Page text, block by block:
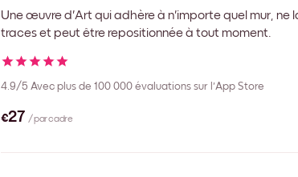
Une œuvre d'Art qui adhère à n'importe quel mur, ne
traces et peut être repositionnée à tout moment.
4.9/5 Avec plus de 100 000 évaluations sur l'App Store
€27 / par cadre